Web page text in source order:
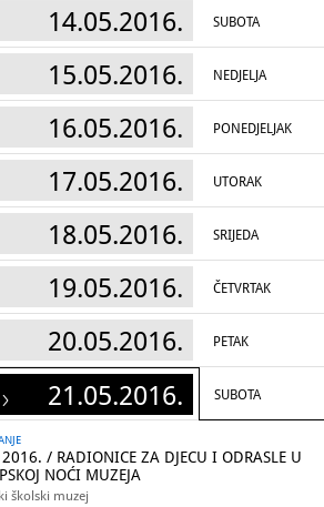
14.05.2016. SUBOTA
15.05.2016. NEDJELJA
16.05.2016. PONEDJELJAK
17.05.2016. UTORAK
18.05.2016. SRIJEDA
19.05.2016. ČETVRTAK
20.05.2016. PETAK
21.05.2016. SUBOTA
/ RADIONICE ZA DJECU I ODRASLE U
NOĆI MUZEJA
školski muzej